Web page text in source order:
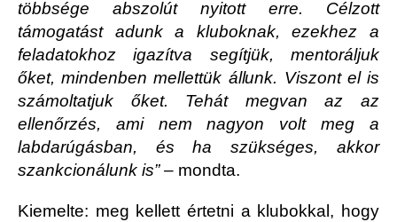
többsége abszolút nyitott erre. Célzott
támogatást adunk a kluboknak, ezekhez a
feladatokhoz igazítva segítjük, mentoráljuk
őket, mindenben mellettük állunk. Viszont el is
számoltatjuk őket. Tehát megvan az az
ellenőrzés, ami nem nagyon volt meg a
labdarúgásban, és ha szükséges, akkor
szankcionálunk is”– mondta.
Kiemelte: meg kellett értetni a klubokkal, hogy